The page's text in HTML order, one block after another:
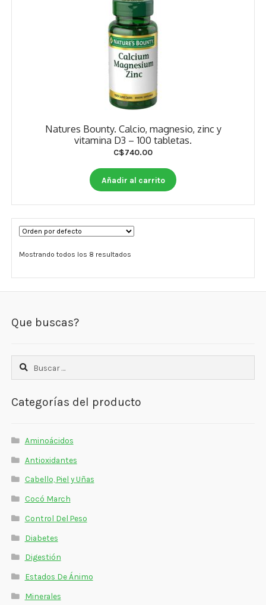
Natures Bounty. Calcio, magnesio, zinc y
vitamina D3 – 100 tabletas.
C$740.00
Añadir al carrito
Mostrando todos los 8 resultados
Que buscas?
Buscar:
Categorías del producto
Aminoácidos
Antioxidantes
Cabello, Piel y Uñas
Cocó March
Control Del Peso
Diabetes
Digestión
Estados De Ánimo
Minerales